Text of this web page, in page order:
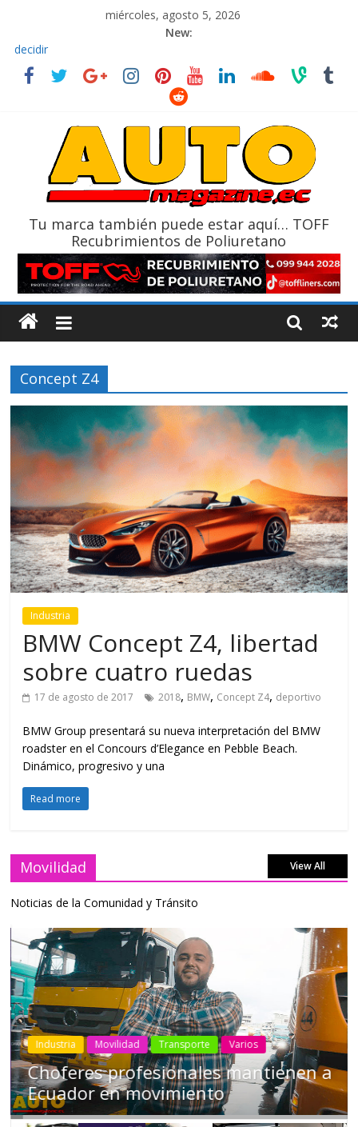
miércoles, agosto 5, 2026
New:
El costo de tener un vehículo gana protagonismo a la hora de
decidir
Ultima película ‘Spider‑Man: Brand New Day’ pone en escena a
La Vuelta al Ecuador 2026, edición 47ª, recorre 7 provincias en 8
La FEDAK recibe 12 Sinotruk Bolden para cubrir las rutas de La
Tu marca también puede estar aquí… TOFF
Recubrimientos de Poliuretano
Concept Z4
Industria
BMW Concept Z4, libertad
sobre cuatro ruedas
17 de agosto de 2017 2018, BMW, Concept Z4, deportivo
BMW Group presentará su nueva interpretación del BMW
roadster en el Concours d’Elegance en Pebble Beach.
Dinámico, progresivo y una
Read more
Movilidad View All
Noticias de la Comunidad y Tránsito
Industria Movilidad Transporte Varios
Choferes profesionales mantienen a
Ecuador en movimiento